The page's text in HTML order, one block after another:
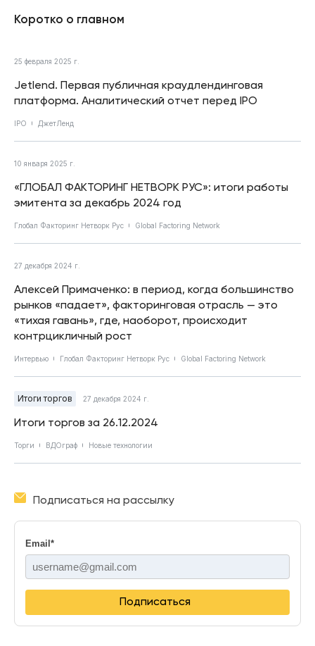
Коротко о главном
25 февраля 2025 г.
Jetlend. Первая публичная краудлендинговая
платформа. Аналитический отчет перед IPO
IPO ДжетЛенд
10 января 2025 г.
«ГЛОБАЛ ФАКТОРИНГ НЕТВОРК РУС»: итоги работы
эмитента за декабрь 2024 год
Глобал Факторинг Нетворк Рус Global Factoring Network
27 декабря 2024 г.
Алексей Примаченко: в период, когда большинство
рынков «падает», факторинговая отрасль — это
«тихая гавань», где, наоборот, происходит
контрцикличный рост
Интервью Глобал Факторинг Нетворк Рус Global Factoring Network
Итоги торгов 27 декабря 2024 г.
Итоги торгов за 26.12.2024
Торги ВДОграф Новые технологии
Подписаться на рассылку
Email *
Подписаться